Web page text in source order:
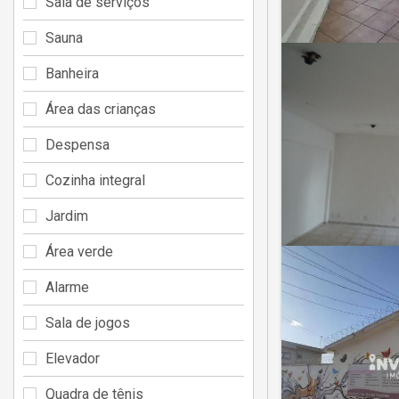
Sauna
Banheira
Área das crianças
Despensa
Cozinha integral
Jardim
Área verde
Alarme
Sala de jogos
Elevador
Quadra de tênis